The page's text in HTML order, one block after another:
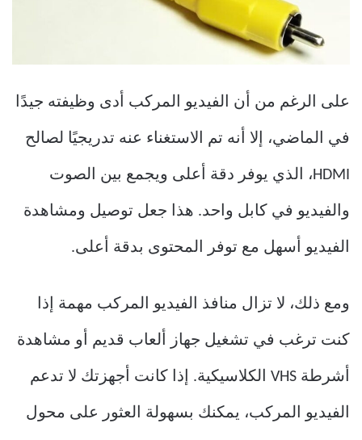
على الرغم من أن الفيديو المركب أدى وظيفته جيدًا
في الماضي، إلا أنه تم الاستغناء عنه تدريجيًا لصالح
HDMI، الذي يوفر دقة أعلى ويجمع بين الصوت
والفيديو في كابل واحد. هذا جعل توصيل ومشاهدة
الفيديو أسهل مع توفر المحتوى بدقة أعلى.
ومع ذلك، لا تزال منافذ الفيديو المركب مهمة إذا
كنت ترغب في تشغيل جهاز ألعاب قديم أو مشاهدة
أشرطة VHS الكلاسيكية. إذا كانت أجهزتك لا تدعم
الفيديو المركب، يمكنك بسهولة العثور على محول